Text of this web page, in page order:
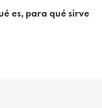
es, para qué sirve